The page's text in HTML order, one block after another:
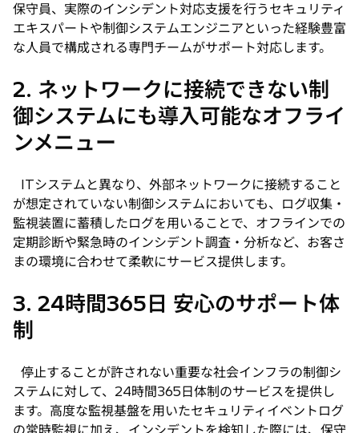
保守員、実際のインシデント対応支援を行うセキュリティ
エキスパートや制御システムエンジニアといった経験豊富
な人員で構成される専門チームがサポート対応します。
2. ネットワークに接続できない制
御システムにも導入可能なオフライ
ンメニュー
ITシステムと異なり、外部ネットワークに接続すること
が想定されていない制御システムにおいても、ログ収集・
監視装置に蓄積したログを用いることで、オフラインでの
定期診断や緊急時のインシデント調査・分析など、お客さ
まの環境に合わせて柔軟にサービス提供します。
3. 24時間365日 安心のサポート体
制
停止することが許されない重要な社会インフラの制御シ
ステムに対して、24時間365日体制のサービスを提供し
ます。高度な監視基盤を用いたセキュリティイベントログ
の常時監視に加え、インシデントを検知した際には、保守